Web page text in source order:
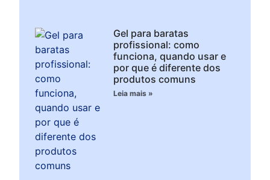
Gel para baratas
profissional: como
funciona, quando usar e
por que é diferente dos
produtos comuns
Leia mais »